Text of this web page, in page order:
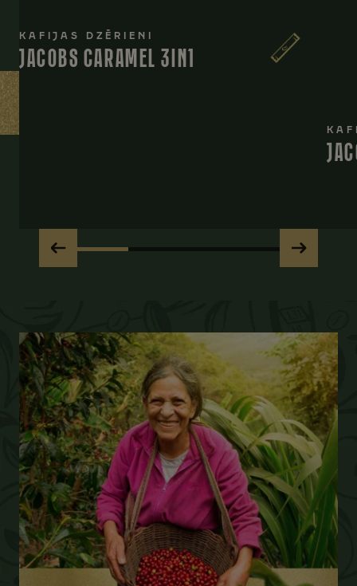
KAFIJAS DZĒRIENI
JACOBS CARAMEL 3IN1